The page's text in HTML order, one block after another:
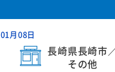
月08日
長崎県長崎市
その他